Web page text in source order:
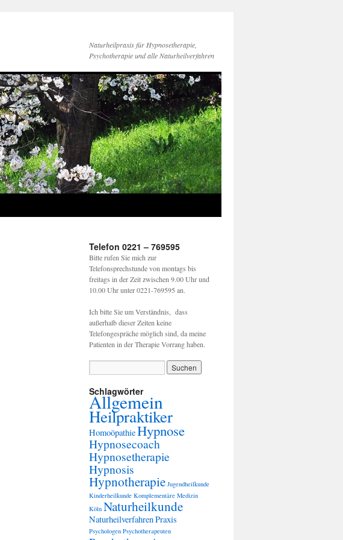
Naturheilpraxis für Hypnosetherapie,
Psychotherapie und alle Naturheilverfahren
Telefon 0221 – 769595
Bitte rufen Sie mich zur
Telefonsprechstunde von montags bis
freitags in der Zeit zwischen 9.00 Uhr und
10.00 Uhr unter 0221-769595 an.
Ich bitte Sie um Verständnis, dass
außerhalb dieser Zeiten keine
Telefongespräche möglich sind, da meine
Patienten in der Therapie Vorrang haben.
Schlagwörter
Allgemein
Heilpraktiker
HomoöpathieHypnose
Hypnosecoach
Hypnosetherapie
Hypnosis
Hypnotherapie Jugendheilkunde
Kinderheilkunde Komplementäre Medizin
Köln Naturheilkunde
NaturheilverfahrenPraxis
Psychologen Psychotherapeuten